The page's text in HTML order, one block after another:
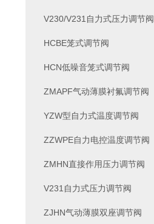
V230/V231自力式压力调节阀
HCBE笼式调节阀
HCN低噪音笼式调节阀
ZMAPF气动薄膜衬氟调节阀
YZW型自力式温度调节阀
ZZWPE自力电控温度调节阀
ZMHN直接作用压力调节阀
V231自力式压力调节阀
ZJHN气动薄膜双座调节阀